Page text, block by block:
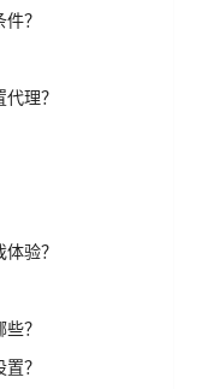
？
理？
验？
？
？